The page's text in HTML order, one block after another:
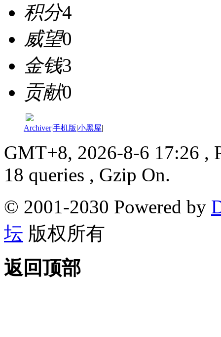
积分4
威望0
金钱3
贡献0
Archiver|手机版|小黑屋|
GMT+8, 2026-8-6 17:26 ,
18 queries , Gzip On.
© 2001-2030 Powered by
坛 版权所有
返回顶部